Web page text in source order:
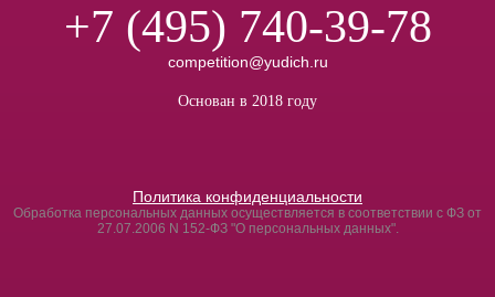
+7 (495) 740-39-78
competition@yudich.ru
Основан в 2018 году
Политика конфиденциальности
Обработка персональных данных осуществляется в соответствии с ФЗ от
27.07.2006 N 152-ФЗ "О персональных данных".